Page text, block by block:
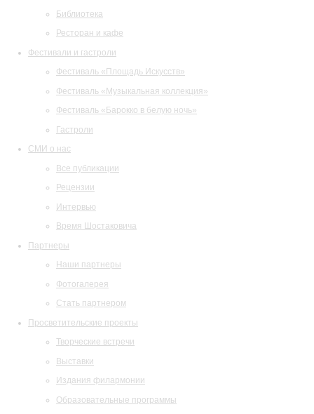
Библиотека
Ресторан и кафе
Фестивали и гастроли
Фестиваль «Площадь Искусств»
Фестиваль «Музыкальная коллекция»
Фестиваль «Барокко в белую ночь»
Гастроли
СМИ о нас
Все публикации
Рецензии
Интервью
Время Шостаковича
Партнеры
Наши партнеры
Фотогалерея
Стать партнером
Просветительские проекты
Творческие встречи
Выставки
Издания филармонии
Образовательные программы